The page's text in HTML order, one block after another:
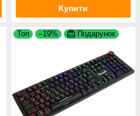
Купити
Топ –19% Подарунок